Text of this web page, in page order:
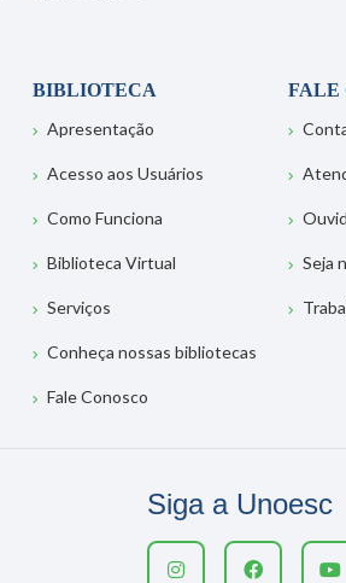
BIBLIOTECA
Apresentação
Acesso aos Usuários
Como Funciona
Biblioteca Virtual
Serviços
Conheça nossas bibliotecas
Fale Conosco
FALE
Seja
Siga a Unoesc